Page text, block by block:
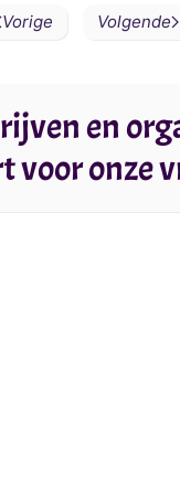
Vorige Volgende
en
voor onze